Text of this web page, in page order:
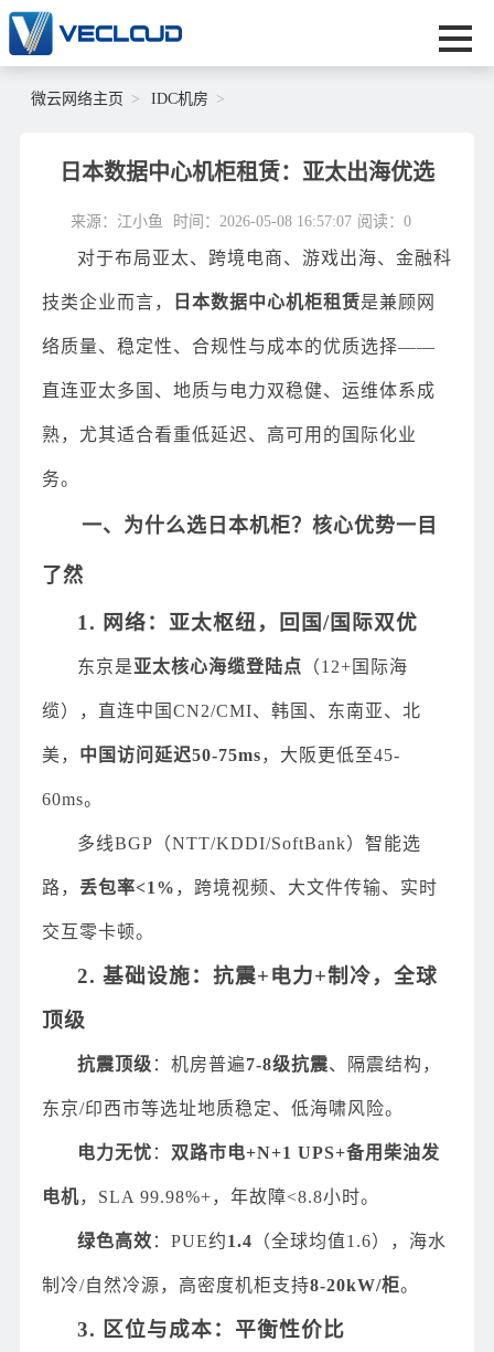
微云网络主页 IDC机房
日本数据中心机柜租赁：亚太出海优选
来源：江小鱼 时间：2026-05-08 16:57:07 阅读：0
对于布局亚太、跨境电商、游戏出海、金融科
技类企业而言， 日本数据中心机柜租赁是兼顾网
络质量、稳定性、合规性与成本的优质选择——
直连亚太多国、地质与电力双稳健、运维体系成
熟，尤其适合看重低延迟、高可用的国际化业
务。
一、为什么选日本机柜？核心优势一目
了然
1. 网络：亚太枢纽，回国/国际双优
东京是亚太核心海缆登陆点 （12+国际海
缆），直连中国CN2/CMI、韩国、东南亚、北
美， 中国访问延迟50-75ms，大阪更低至45-
60ms。
多线BGP（NTT/KDDI/SoftBank）智能选
路， 丢包率<1% ，跨境视频、大文件传输、实时
交互零卡顿。
2. 基础设施：抗震+电力+制冷，全球
顶级
抗震顶级 ：机房普遍7-8级抗震、隔震结构，
东京/印西市等选址地质稳定、低海啸风险。
电力无忧 ： 双路市电+N+1 UPS+备用柴油发
电机，SLA 99.98%+，年故障<8.8小时。
绿色高效 ：PUE约1.4 （全球均值1.6），海水
制冷/自然冷源，高密度机柜支持8-20kW/柜。
3. 区位与成本：平衡性价比